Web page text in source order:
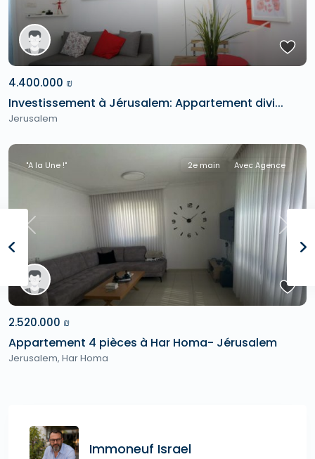
4.400.000 ₪
Investissement à Jérusalem: Appartement divi...
Jerusalem
Previous Next
"A la Une !" 2e main Avec Agence
2.520.000 ₪
Appartement 4 pièces à Har Homa- Jérusalem
Jerusalem, Har Homa
Immoneuf Israel